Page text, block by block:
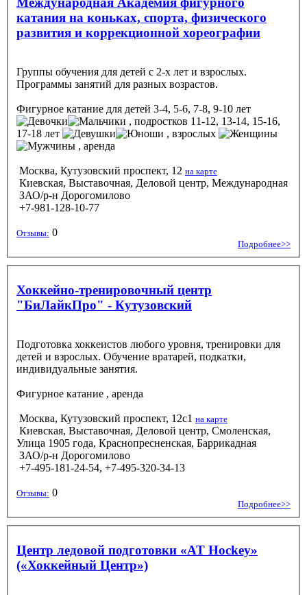
катания на коньках, спорта, физического
развития и коррекционной хореографии
Группы обучения для детей с 2-х лет и взрослых.
Программы занятий для разных возрастов.
Фигурное катание для детей 3-4, 5-6, 7-8, 9-10 лет
, подростков 11-12, 13-14, 15-16,
17-18 лет
, взрослых
, аренда
Москва, Кутузовский проспект, 12 на карте
Киевская, Выставочная, Деловой центр, Международная
ЗАО/р-н Дорогомилово
+7-981-128-10-77
Отзывы: 0
Подробнее>>
Хоккейно-тренировочный центр
"БиЛайкПро" - Кутузовский
Подготовка хоккеистов любого уровня, тренировки для
детей и взрослых. Обучение вратарей, подкатки,
индивидуальные занятия.
Фигурное катание , аренда
Москва, Кутузовский проспект, 12с1 на карте
Киевская, Выставочная, Деловой центр, Смоленская,
Улица 1905 года, Краснопресненская, Баррикадная
ЗАО/р-н Дорогомилово
+7-495-181-24-54, +7-495-320-34-13
Отзывы: 0
Подробнее>>
Центр ледовой подготовки «AT Hockey»
(«Хоккейный Центр»)